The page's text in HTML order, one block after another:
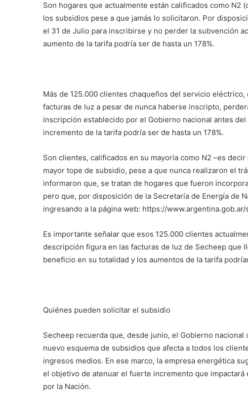
Son hogares que actualmente están calificados como N2
los subsidios pese a que jamás lo solicitaron. Por
el 31 de Julio para inscribirse y no perder la subvención
aumento de la tarifa podría ser de hasta un 178%.
Más de 125.000 clientes chaqueños del servicio
facturas de luz a pesar de nunca haberse inscripto,
inscripción establecido por el Gobierno nacional antes
incremento de la tarifa podría ser de hasta un 178%.
Son clientes, calificados en su mayoría como N2 –es
mayor tope de subsidio, pese a que nunca realizaron el
informaron que, se tratan de hogares que fueron
pero que, por disposición de la Secretaría de Energía de
ingresando a la página web: https://www.argentina.gob.ar/
Es importante señalar que esos 125.000 clientes
descripción figura en las facturas de luz de Secheep que
beneficio en su totalidad y los aumentos de la tarifa
Quiénes pueden solicitar el subsidio
Secheep recuerda que, desde junio, el Gobierno
nuevo esquema de subsidios que afecta a todos los
ingresos medios. En ese marco, la empresa energética
el objetivo de atenuar el fuerte incremento que
por la Nación.